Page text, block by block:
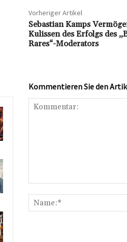
Vorheriger Artikel
Sebastian Kamps
Kulissen des Erfolgs des
Rares“-Moderators
Kommentieren Sie den